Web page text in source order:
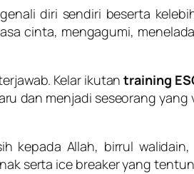
diri sendiri beserta
cinta, mengagumi,
Kelar ikutantraining
dan menjadi seseorang yang
kepada Allah, birrul
serta ice breaker yang